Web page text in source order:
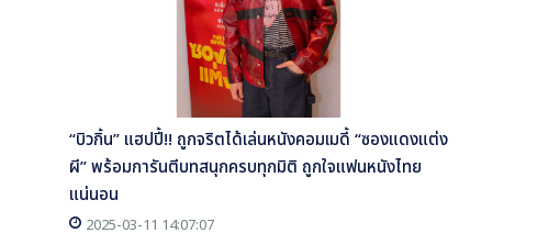
“บิวกิ้น” แฮปปี้!! ถูกจริตได้เล่นหนังคอมเมดี้ “ซองแดงแต่ง
ผี” พร้อมการันตีบทสนุกครบทุกมิติ ถูกใจแฟนหนังไทย
แน่นอน
2025-03-11 14:07:07